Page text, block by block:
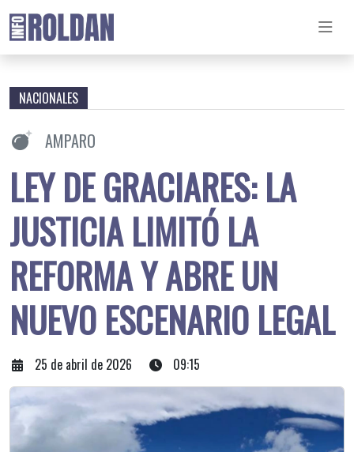
NACIONALES
AMPARO
LEY DE GRACIARES: LA
JUSTICIA LIMITÓ LA
REFORMA Y ABRE UN
NUEVO ESCENARIO LEGAL
25 de abril de 2026 09:15